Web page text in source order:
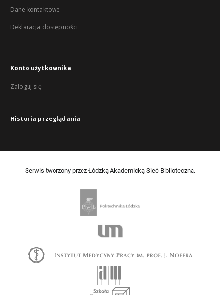
Dane kontaktowe
Deklaracja dostępności
Konto użytkownika
Zaloguj się
Historia przeglądania
Serwis tworzony przez Łódzką Akademicką Sieć Biblioteczną.